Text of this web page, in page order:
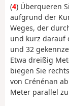
(4) Überqueren
aufgrund der
Weges, der
und kurz darauf
und 32
Etwa dreißig
biegen Sie
von Crénénan
Meter parallel